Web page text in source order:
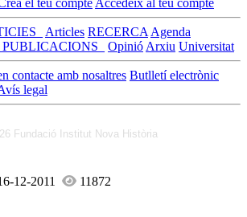
el teu compte Accedeix al teu compte
Articles RECERCA Agenda
_PUBLICACIONS_ Opinió Arxiu Universitat
contacte amb nosaltres Butlletí electrònic
legal
Fundació Institut Nova Història
12-2011
11872